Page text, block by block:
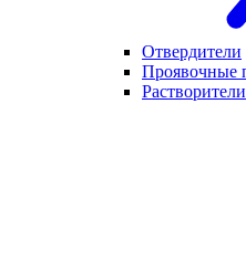
Отвердители
Проявочные
Растворители